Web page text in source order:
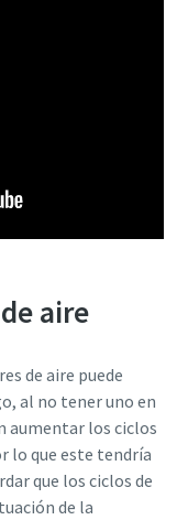
aire
de aire puede
al no tener uno en
aumentar los ciclos
lo que este tendría
que los ciclos de
de la